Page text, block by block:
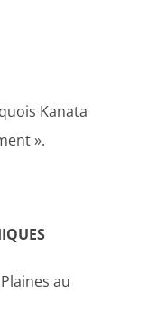
Kanata
».
au